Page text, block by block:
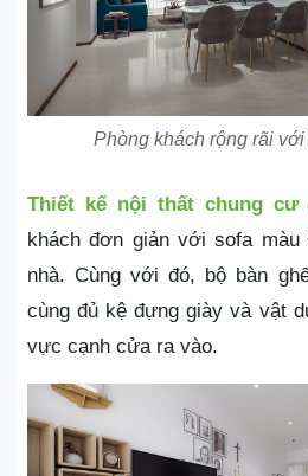
Phòng khách rộng rãi
Thiết kế nội thất chung cư
khách đơn giản với sofa màu
nhà. Cùng với đó, bộ bàn
cùng đủ kệ đựng giày và vật
vực cạnh cửa ra vào.